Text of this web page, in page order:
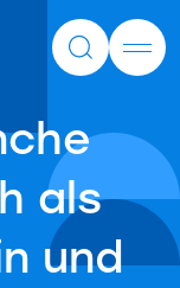
als
und